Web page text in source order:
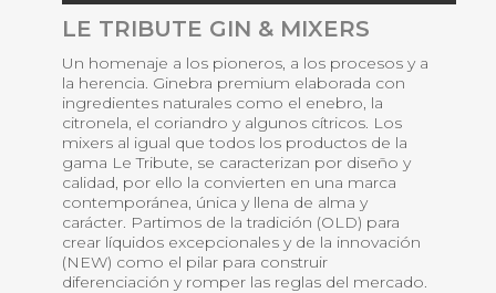
LE TRIBUTE GIN & MIXERS
Un homenaje a los pioneros, a los procesos y a
la herencia. Ginebra premium elaborada con
ingredientes naturales como el enebro, la
citronela, el coriandro y algunos cítricos. Los
mixers al igual que todos los productos de la
gama Le Tribute, se caracterizan por diseño y
calidad, por ello la convierten en una marca
contemporánea, única y llena de alma y
carácter. Partimos de la tradición (OLD) para
crear líquidos excepcionales y de la innovación
(NEW) como el pilar para construir
diferenciación y romper las reglas del mercado.